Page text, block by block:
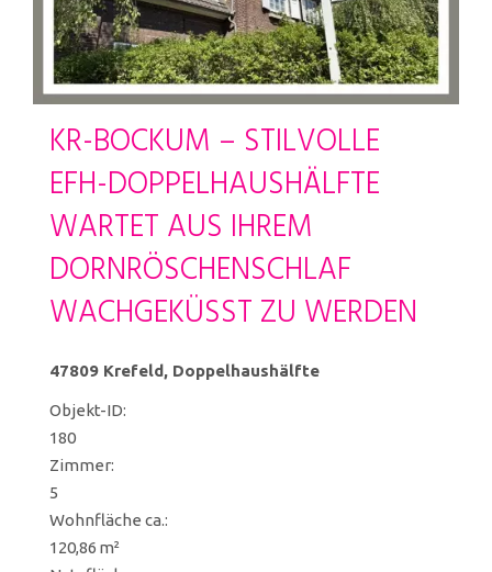
KR-BOCKUM – STILVOLLE
EFH-DOPPELHAUSHÄLFTE
WARTET AUS IHREM
DORNRÖSCHENSCHLAF
WACHGEKÜSST ZU WERDEN
47809 Krefeld, Doppelhaushälfte
Objekt-ID:
180
Zimmer:
5
Wohnfläche ca.:
120,86 m²